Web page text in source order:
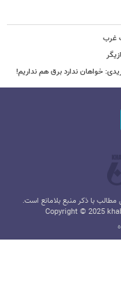
غرب
خواهان ندارد برق هم نداریم!
با ذکر منبع بلامانع است.
Copyright © 2025